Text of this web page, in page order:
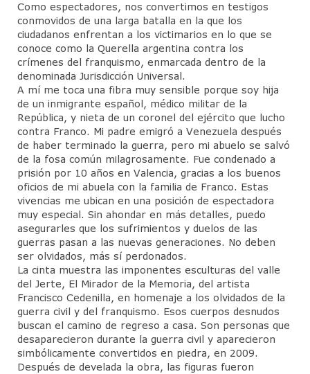
Actividades
Jornadas para Padres
Diplomado de Psicoterapia Psicoanalítica
de Niños y Adolescentes.
Jornadas de Niñas, Niños y Adolescentes
Miembros
Material de Lectura
Servicio Psicoanalítico de Extensión Comunitaria
Actividades
Contacto
Reseñas Bibliograficas
Articulos y/o Libros de Interes
Enlaces Asociados
Contacto
Como espectadores, nos convertimos en testigos
conmovidos de una larga batalla en la que los
ciudadanos enfrentan a los victimarios en lo que se
conoce como la Querella argentina contra los
crímenes del franquismo, enmarcada dentro de la
denominada Jurisdicción Universal.
A mí me toca una fibra muy sensible porque soy hija
de un inmigrante español, médico militar de la
República, y nieta de un coronel del ejército que lucho
contra Franco. Mi padre emigró a Venezuela después
de haber terminado la guerra, pero mi abuelo se salvó
de la fosa común milagrosamente. Fue condenado a
prisión por 10 años en Valencia, gracias a los buenos
oficios de mi abuela con la familia de Franco. Estas
vivencias me ubican en una posición de espectadora
muy especial. Sin ahondar en más detalles, puedo
asegurarles que los sufrimientos y duelos de las
guerras pasan a las nuevas generaciones. No deben
ser olvidados, más sí perdonados.
La cinta muestra las imponentes esculturas del valle
del Jerte, El Mirador de la Memoria, del artista
Francisco Cedenilla, en homenaje a los olvidados de la
guerra civil y del franquismo. Esos cuerpos desnudos
buscan el camino de regreso a casa. Son personas que
desaparecieron durante la guerra civil y aparecieron
simbólicamente convertidos en piedra, en 2009.
Después de develada la obra, las figuras fueron